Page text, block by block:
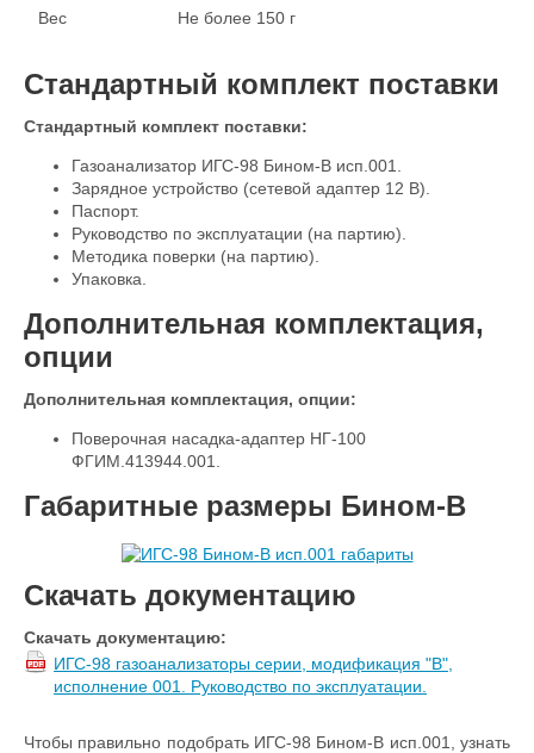
Вес Не более 150 г
Стандартный комплект поставки
Стандартный комплект поставки:
Газоанализатор ИГС-98 Бином-В исп.001.
Зарядное устройство (сетевой адаптер 12 В).
Паспорт.
Руководство по эксплуатации (на партию).
Методика поверки (на партию).
Упаковка.
Дополнительная комплектация,
опции
Дополнительная комплектация, опции:
Поверочная насадка-адаптер НГ-100
ФГИМ.413944.001.
Габаритные размеры Бином-В
Скачать документацию
Скачать документацию:
ИГС-98 газоанализаторы серии, модификация "В",
исполнение 001. Руководство по эксплуатации.
Чтобы правильно подобрать ИГС-98 Бином-В исп.001, узнать